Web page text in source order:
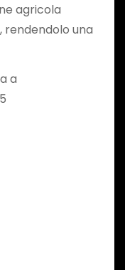
agricola
una
a